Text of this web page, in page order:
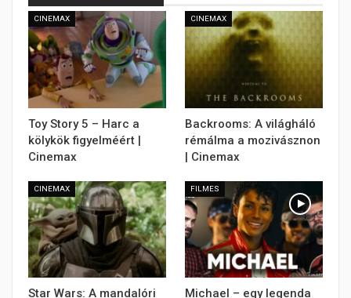
CINEMAX
Toy Story 5 – Harc a
kölykök figyelméért |
Cinemax
CINEMAX
Backrooms: A világháló
rémálma a mozivásznon
| Cinemax
CINEMAX
Star Wars: A mandalóri
FILMES
Michael – egy legenda